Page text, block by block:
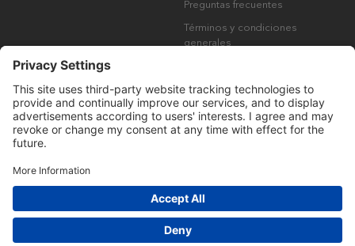
Preguntas frecuentes
Términos y condiciones
generales
Derechos de autor © Many Brands AB 2023. Todos los derechos